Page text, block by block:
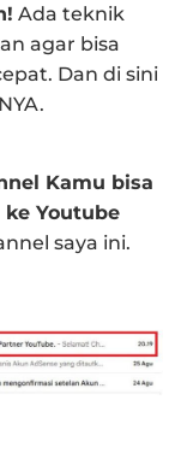
Ada teknik
agar bisa
Dan di sini
Kamu bisa
Youtube
saya ini.